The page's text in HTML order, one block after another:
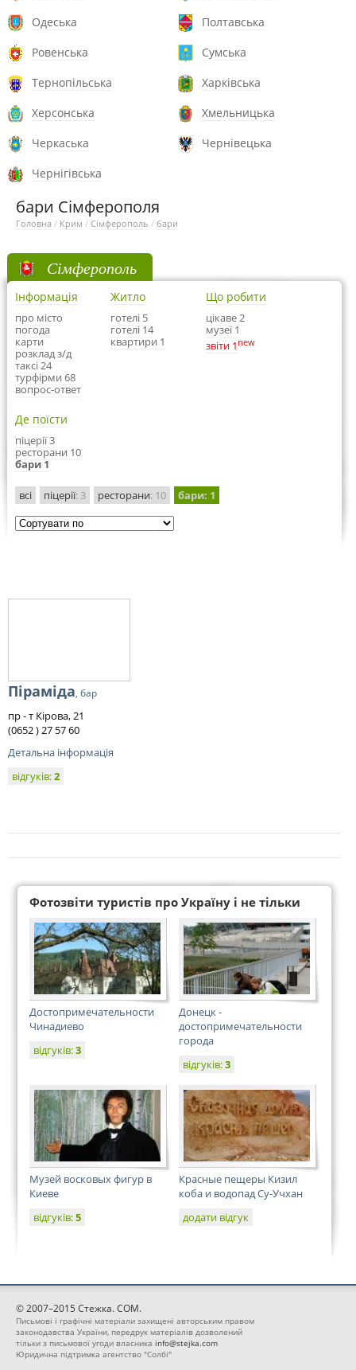
Одеська
Полтавська
Ровенська
Сумська
Тернопільська
Харківська
Херсонська
Хмельницька
Черкаська
Чернівецька
Чернігівська
бари Сімферополя
Головна / Крим / Сімферополь / бари
Сімферополь
Інформація
про місто
погода
карти
розклад з/д
таксі 24
турфірми 68
вопрос-ответ
Житло
готелі 5
готелі 14
квартири 1
Що робити
цікаве 2
музеї 1
звіти 1 new
Де поїсти
піцерії 3
ресторани 10
бари 1
всі піцерії: 3 ресторани: 10 бари: 1
Піраміда, бар
пр - т Кірова, 21
(0652 ) 27 57 60
Детальна інформація
відгуків:2
Фотозвіти туристів про Україну і не тільки
Достопримечательности
Чинадиево
відгуків:3
Донецк -
достопримечательности
города
відгуків:3
Музей восковых фигур в
Киеве
відгуків:5
Красные пещеры Кизил
коба и водопад Cу-Учхан
додати відгук
© 2007–2015 Стежка. COM.
Письмові і графічні матеріали захищені авторським правом
законодавства України, передрук матеріалів дозволений
тільки з письмової угоди власника info@stejka.com
Юридична підтримка агентство "Солбі"